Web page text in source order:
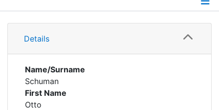
Details
Details
Name/Surname
Schuman
First Name
Otto